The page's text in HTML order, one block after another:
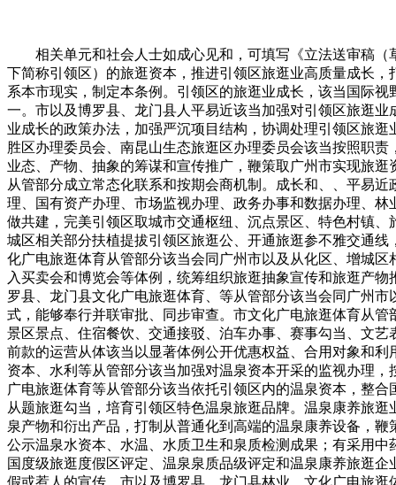
相关单元和社会人士如成心见和，可填写《立法送审稿（
下简称引领区）的旅逛资本，推进引领区旅逛业高质量成长
系本市现实，制定本条例。引领区的旅逛业成长，该当国际
一。市以及博罗县、龙门县人平易近该当加强对引领区旅逛
业成长的政策办法，加强严沉项目结构，协调处理引领区旅
胜区办理委员会、南昆山生态旅逛区办理委员会该当按照职
业态、产物、抽象的筹谋和宣传推广，鞭策取广州市实现旅
从管部分成立常态化联系和按期会商机制。成长和、、平易
理、国有资产办理、市场监视办理、政务办事和数据办理、
做共建，完美引领区取城市交通枢纽、沉点景区、特色村镇
城区相关部分扶植提拔引领区旅逛公、开通旅逛参不雅交通
化广电旅逛体育从管部分该当会同广州市以及从化区、增城
入买卖会和博览会等体例，统筹组织旅逛抽象宣传和旅逛产
罗县、龙门县文化广电旅逛体育、等从管部分该当会同广州
式，能够奉行并联审批、同步审查。市文化广电旅逛体育从
景区景点、住宿餐饮、交通接驳、泊车办事、赛事勾当、文
前款的运营从体该当以显著体例公开优惠权益、合用对象和
资本、水利等从管部分该当加强对温泉资本开采的监视办理
广电旅逛体育等从管部分该当依托引领区内的温泉资本，整
从题旅逛勾当，培育引领区特色温泉旅逛品牌。温泉康养旅
泉产物和衍出产品，打制从普通化到高端的温泉康养设备，
公示温泉水资本、水温、水质卫生和泉质检测成果；有采用
国度级旅逛度假区评定、温泉泉质品级评定和温泉康养旅逛
假或惹人的宣传。市以及博罗县、龙门县林业、文化广电旅